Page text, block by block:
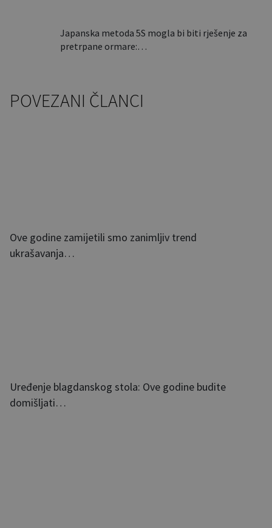
Japanska metoda 5S mogla bi biti rješenje za
pretrpane ormare:…
POVEZANI ČLANCI
Ove godine zamijetili smo zanimljiv trend
ukrašavanja…
Uređenje blagdanskog stola: Ove godine budite
domišljati…